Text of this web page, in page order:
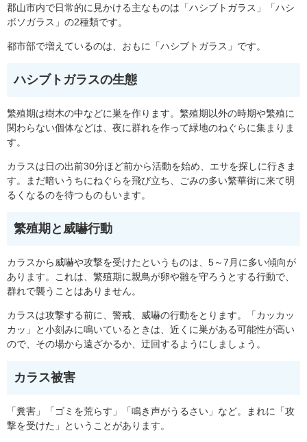
郡山市内で日常的に見かける主なものは「ハシブトガラス」「ハシ
ボソガラス」の2種類です。
都市部で増えているのは、おもに「ハシブトガラス」です。
ハシブトガラスの生態
繁殖期は樹木の中などに巣を作ります。繁殖期以外の時期や繁殖に
関わらない個体などは、夜に群れを作って緑地のねぐらに集まりま
す。
カラスは日の出前30分ほど前から活動を始め、エサを探しに行きま
す。まだ暗いうちにねぐらを飛び立ち、ごみの多い繁華街に来て明
るくなるのを待つものもいます。
繁殖期と威嚇行動
カラスから威嚇や攻撃を受けたというものは、5～7月に多い傾向が
あります。これは、繁殖期に親鳥が卵や雛を守ろうとする行動で、
群れで襲うことはありません。
カラスは攻撃する前に、警戒、威嚇の行動をとります。「カッカッ
カッ」と小刻みに鳴いているときは、近くに巣がある可能性が高い
ので、その場から遠ざかるか、迂回するようにしましょう。
カラス被害
「糞害」「ゴミを荒らす」「鳴き声がうるさい」など。まれに「攻
撃を受けた」ということがあります。